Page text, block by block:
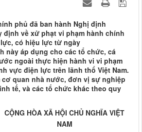
phủ đã ban hành Nghị định
định về xử phạt vi phạm hành chính
có hiệu lực từ ngày
này áp dụng cho các tổ chức, cá
ngoài thực hiện hành vi vi phạm
vực điện lực trên lãnh thổ Việt Nam.
quan nhà nước, đơn vị sự nghiệp
tế, và các tổ chức khác theo quy
CỘNG HÒA XÃ HỘI CHỦ NGHĨA VIỆT
NAM